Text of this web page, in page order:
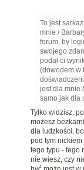
To jest
mnie /
forum, by
swojego
podał ci
(dowodem w
jest dla mnie
samo jak dla
Tylko widzisz,
możesz
dla ludzkości,
pod tym
tego typu - tego
nie wiesz, czy